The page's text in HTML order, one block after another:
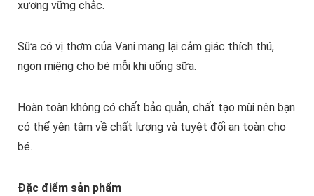
xương vững chắc.
Sữa có vị thơm của Vani mang lại cảm giác thích thú,
ngon miệng cho bé mỗi khi uống sữa.
Hoàn toàn không có chất bảo quản, chất tạo mùi nên bạn
có thể yên tâm về chất lượng và tuyệt đối an toàn cho
bé.
Đặc điểm sản phẩm